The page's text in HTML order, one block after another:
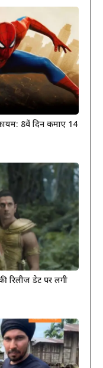
कायम: 8वें दिन कमाए 14
रिलीज डेट पर लगी